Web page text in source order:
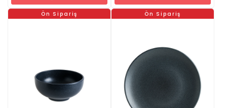
Ön Sipariş Ön Sipariş